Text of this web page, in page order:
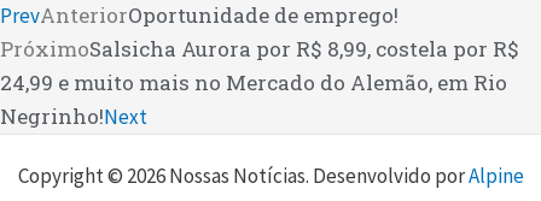
PrevAnteriorOportunidade de emprego!
PróximoSalsicha Aurora por R$ 8,99, costela por R$
24,99 e muito mais no Mercado do Alemão, em Rio
Negrinho!Next
Copyright © 2026 Nossas Notícias. Desenvolvido porAlpine